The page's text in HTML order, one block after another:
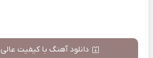
دانلود آهنگ با کیفیت عالی 320